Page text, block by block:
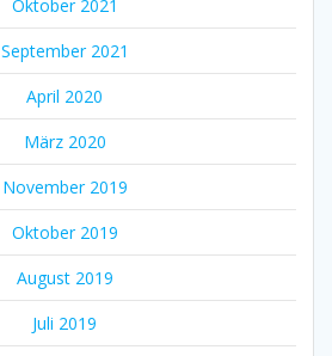
Oktober 2021
September 2021
April 2020
März 2020
November 2019
Oktober 2019
August 2019
Juli 2019